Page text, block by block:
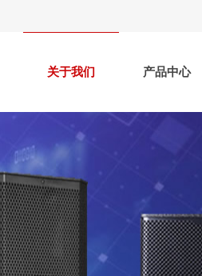
关于我们 产品中心